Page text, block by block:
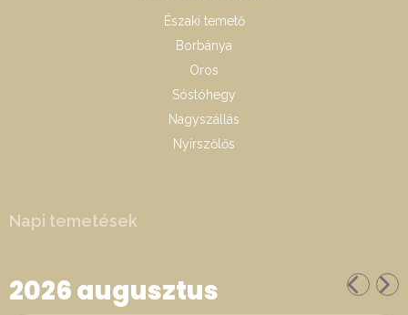
Északi temető
Borbánya
Oros
Sóstóhegy
Nagyszállás
Nyírszőlős
Napi temetések
2026 augusztus